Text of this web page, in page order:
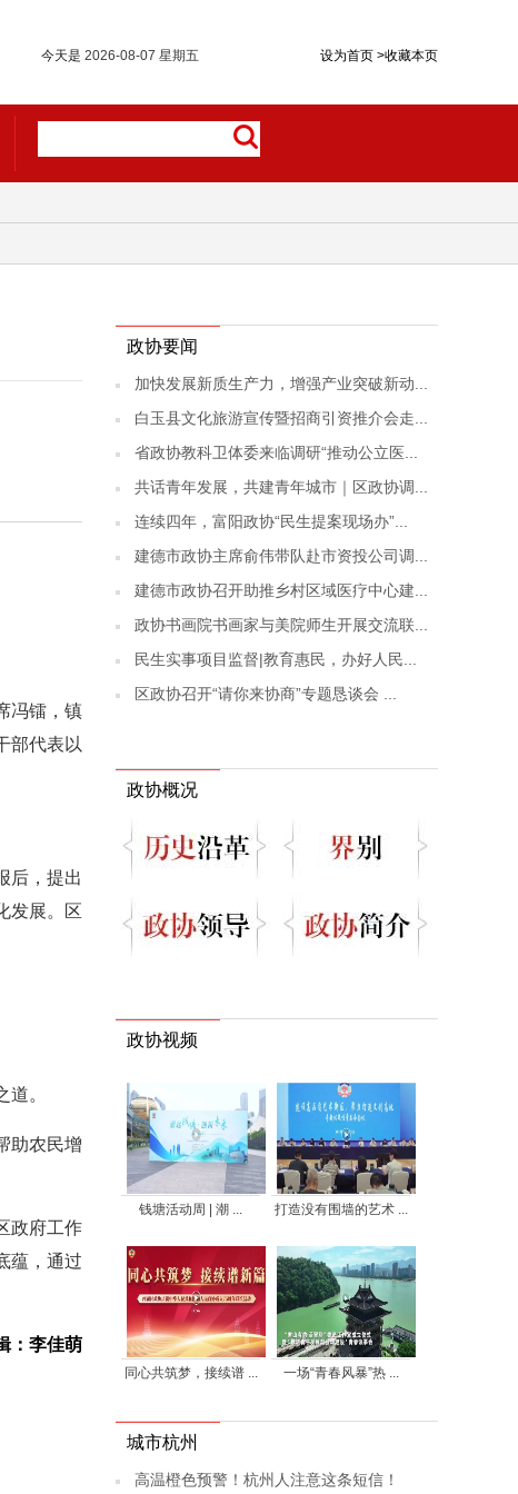
设为首页 >收藏本页
今天是 2026-08-07 星期五
冯镭，镇
部代表以
后，提出
发展。区
。
助农民增
政府工作
蕴，通过
：李佳萌
政协要闻
加快发展新质生产力，增强产业突破新动...
白玉县文化旅游宣传暨招商引资推介会走...
省政协教科卫体委来临调研“推动公立医...
共话青年发展，共建青年城市｜区政协调...
连续四年，富阳政协“民生提案现场办”...
建德市政协主席俞伟带队赴市资投公司调...
建德市政协召开助推乡村区域医疗中心建...
政协书画院书画家与美院师生开展交流联...
民生实事项目监督|教育惠民，办好人民...
区政协召开“请你来协商”专题恳谈会 ...
政协概况
政协视频
钱塘活动周 | 潮 ... 打造没有围墙的艺术 ...
同心共筑梦，接续谱 ... 一场“青春风暴”热 ...
城市杭州
高温橙色预警！杭州人注意这条短信！